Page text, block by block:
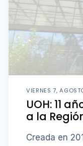
VIERNES 7,
UOH: 11
a la
Creada en